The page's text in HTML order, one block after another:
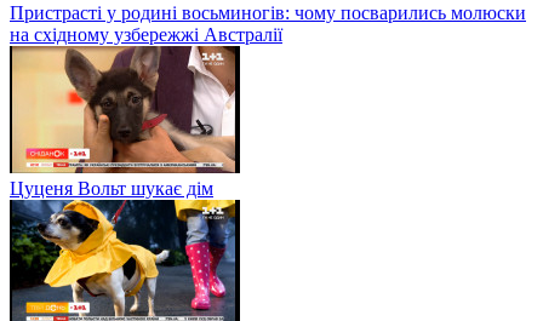
Пристрасті у родині восьминогів: чому посварились молюски
на східному узбережжі Австралії
Цуценя Вольт шукає дім